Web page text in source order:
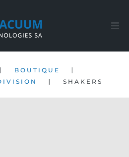
Nos produits
| BOUTIQUE |
| SHAKERS